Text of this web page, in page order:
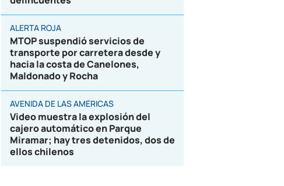
ALERTA ROJA
MTOP suspendió servicios de
transporte por carretera desde y
hacia la costa de Canelones,
Maldonado y Rocha
AVENIDA DE LAS AMÉRICAS
Video muestra la explosión del
cajero automático en Parque
Miramar; hay tres detenidos, dos de
ellos chilenos